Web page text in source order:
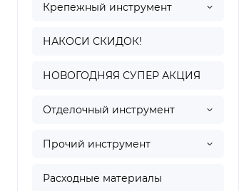
Крепежный инструмент
НАКОСИ СКИДОК!
НОВОГОДНЯЯ СУПЕР АКЦИЯ
Отделочный инструмент
Прочий инструмент
Расходные материалы